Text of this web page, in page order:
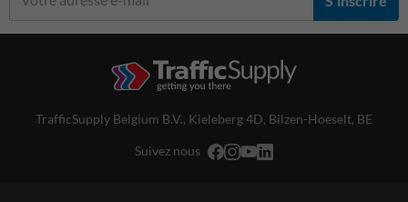
TrafficSupply Belgium B.V., Kieleberg 4D, Bilzen-Hoeselt, BE
Suivez nous